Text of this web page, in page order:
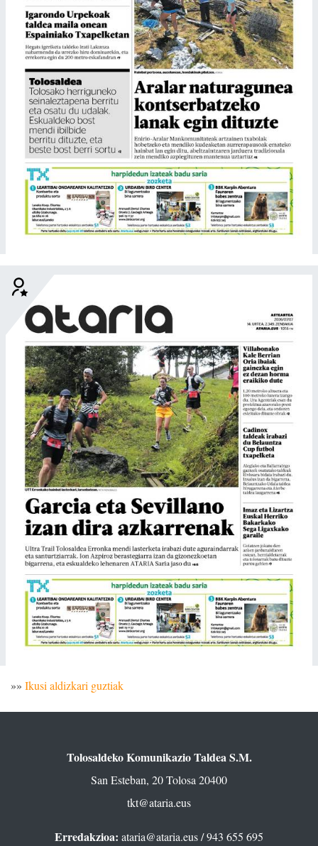
»» Ikusi aldizkari guztiak
Tolosaldeko Komunikazio Taldea S.M.
San Esteban, 20 Tolosa 20400
tkt@ataria.eus
Erredakzioa: ataria@ataria.eus/ 943 655 695